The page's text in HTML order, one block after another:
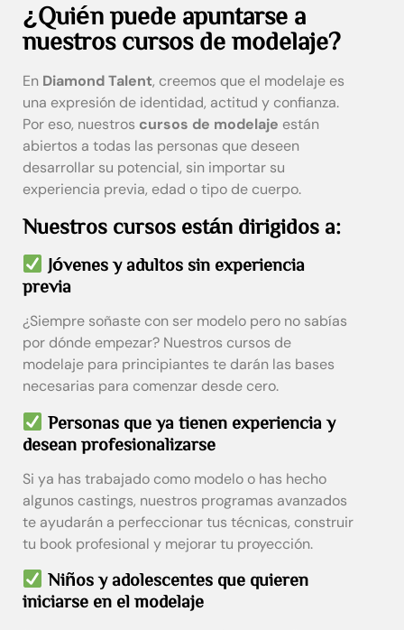
¿Quién puede apuntarse a
nuestros cursos de modelaje?
En Diamond Talent, creemos que el modelaje es
una expresión de identidad, actitud y confianza.
Por eso, nuestros cursos de modelaje están
abiertos a todas las personas que deseen
desarrollar su potencial, sin importar su
experiencia previa, edad o tipo de cuerpo.
Nuestros cursos están dirigidos a:
Jóvenes y adultos sin experiencia
previa
¿Siempre soñaste con ser modelo pero no sabías
por dónde empezar? Nuestros cursos de
modelaje para principiantes te darán las bases
necesarias para comenzar desde cero.
Personas que ya tienen experiencia y
desean profesionalizarse
Si ya has trabajado como modelo o has hecho
algunos castings, nuestros programas avanzados
te ayudarán a perfeccionar tus técnicas, construir
tu book profesional y mejorar tu proyección.
Niños y adolescentes que quieren
iniciarse en el modelaje